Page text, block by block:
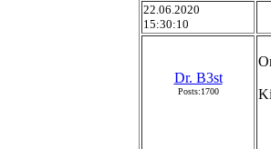
22.06.2020
15:30:10
Dr. B3st
Posts:1700